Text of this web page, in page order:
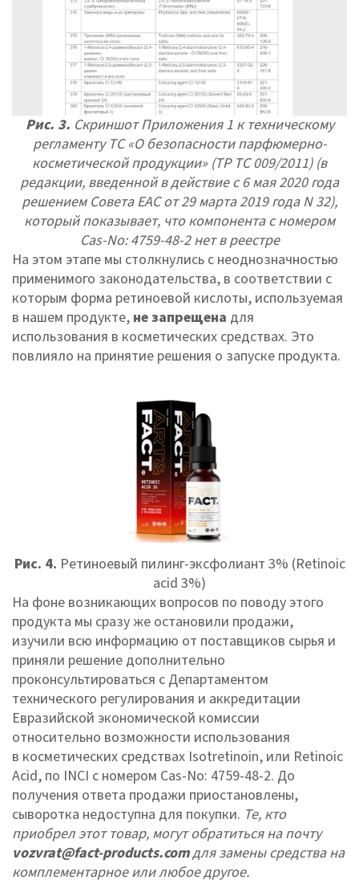
Рис. 3. Скриншот Приложения 1 к техническому
регламенту ТС «О безопасности парфюмерно-
косметической продукции» (ТР ТС 009/2011) (в
редакции, введенной в действие с 6 мая 2020 года
решением Совета EAC от 29 марта 2019 года N 32),
который показывает, что компонента с номером
Cas-No: 4759-48-2 нет в реестре
На этом этапе мы столкнулись с неоднозначностью
применимого законодательства, в соответствии с
которым форма ретиноевой кислоты, используемая
в нашем продукте, не запрещена для
использования в косметических средствах. Это
повлияло на принятие решения о запуске продукта.
Рис. 4. Ретиноевый пилинг-эксфолиант 3% (Retinoic
acid 3%)
На фоне возникающих вопросов по поводу этого
продукта мы сразу же остановили продажи,
изучили всю информацию от поставщиков сырья и
приняли решение дополнительно
проконсультироваться с Департаментом
технического регулирования и аккредитации
Евразийской экономической комиссии
относительно возможности использования
в косметических средствах Isotretinoin, или Retinoic
Acid, по INCI с номером Cas-No: 4759-48-2. До
получения ответа продажи приостановлены,
сыворотка недоступна для покупки. Те, кто
приобрел этот товар, могут обратиться на почту
vozvrat@fact-products.comдля замены средства на
комплементарное или любое другое.